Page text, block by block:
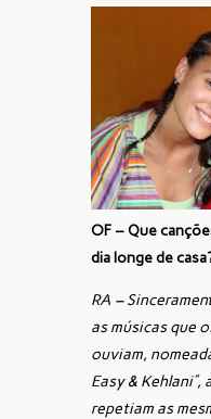
OF – Que
dia longe de
RA –
as músicas que
ouviam,
Easy &
repetiam as